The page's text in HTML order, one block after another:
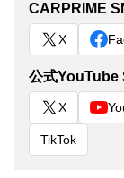
CARPRIME
X
公式YouTube
X
TikTok